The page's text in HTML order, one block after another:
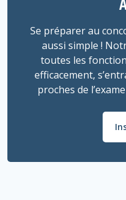
Se préparer au
aussi simple !
toutes les
efficacement,
proches de